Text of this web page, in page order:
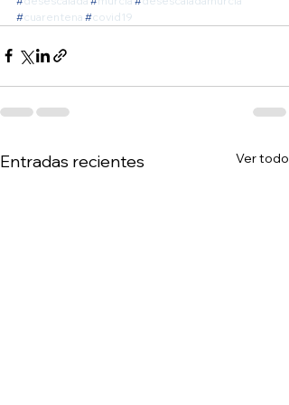
#cuarentena #covid19
Entradas recientes Ver todo